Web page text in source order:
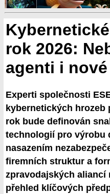
rok 2026:
agenti i
Experti společnosti
kybernetických hrozeb
rok bude definován
technologií pro výrobu
nasazením
firemních struktur a
zpravodajských aliancí
přehled klíčových